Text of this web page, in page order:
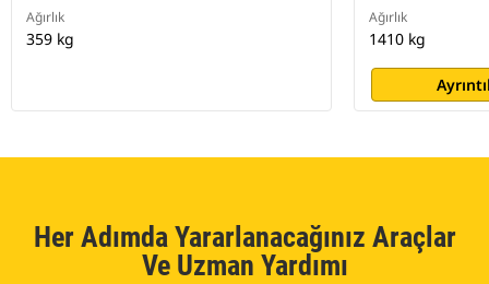
Ağırlık
359 kg
Ağırlık
1410 kg
Her Adımda Yararlanacağınız Araçlar
Ve Uzman Yardımı